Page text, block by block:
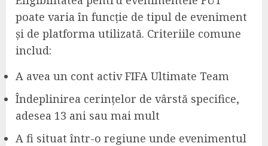
poate varia în funcție de tipul de eveniment
și de platforma utilizată. Criteriile comune
includ:
A avea un cont activ FIFA Ultimate Team
Îndeplinirea cerințelor de vârstă specifice,
adesea 13 ani sau mai mult
A fi situat într-o regiune unde evenimentul